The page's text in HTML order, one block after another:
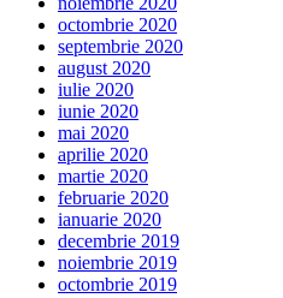
octombrie 2020
septembrie 2020
august 2020
iulie 2020
iunie 2020
mai 2020
aprilie 2020
martie 2020
februarie 2020
ianuarie 2020
decembrie 2019
noiembrie 2019
octombrie 2019